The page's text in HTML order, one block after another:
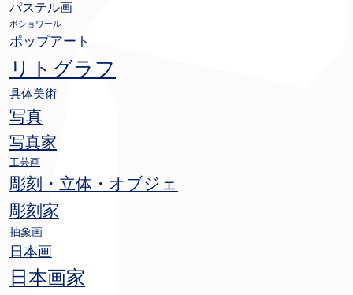
パステル画
ポショワール
ポップアート
リトグラフ
具体美術
写真
写真家
工芸画
彫刻・立体・オブジェ
彫刻家
抽象画
日本画
日本画家